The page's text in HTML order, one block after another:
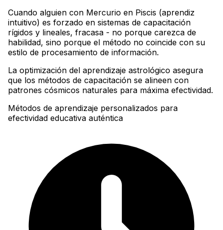
Cuando alguien con Mercurio en Piscis (aprendiz
intuitivo) es forzado en sistemas de capacitación
rígidos y lineales, fracasa - no porque carezca de
habilidad, sino porque el método no coincide con su
estilo de procesamiento de información.
La optimización del aprendizaje astrológico asegura
que los métodos de capacitación se alineen con
patrones cósmicos naturales para máxima efectividad.
Métodos de aprendizaje personalizados para
efectividad educativa auténtica